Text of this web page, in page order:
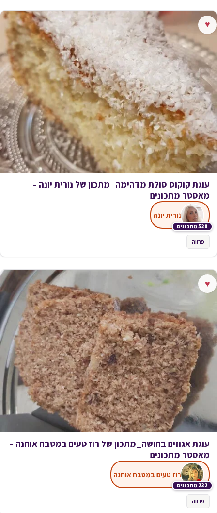
♥
עוגת קוקוס סולת מדהימה_מתכון של נורית יונה –
מאסטר מתכונים
520 מתכונים
נורית יונה
פרווה
♥
עוגת אגוזים בחושה_מתכון של רוז טעים במטבח אוחנה –
מאסטר מתכונים
232 מתכונים
רוז טעים במטבח אוחנה
פרווה